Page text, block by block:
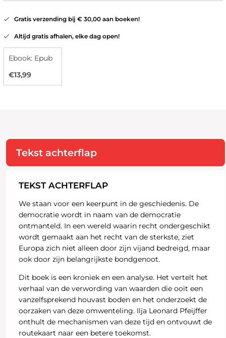
Gratis verzending bij € 30,00 aan boeken!
Altijd gratis afhalen, elke dag open!
Ebook: Epub
€13,99
Tekst achterflap
TEKST ACHTERFLAP
We staan voor een keerpunt in de geschiedenis. De
democratie wordt in naam van de democratie
ontmanteld. In een wereld waarin recht ondergeschikt
wordt gemaakt aan het recht van de sterkste, ziet
Europa zich niet alleen door zijn vijand bedreigd, maar
ook door zijn belangrijkste bondgenoot.
Dit boek is een kroniek en een analyse. Het vertelt het
verhaal van de verwording van waarden die ooit een
vanzelfsprekend houvast boden en het onderzoekt de
oorzaken van deze omwenteling. Ilja Leonard Pfeijffer
onthult de mechanismen van deze tijd en ontvouwt de
routekaart naar een betere toekomst.